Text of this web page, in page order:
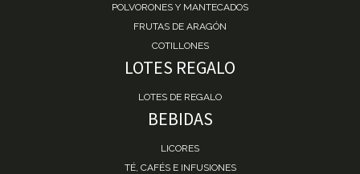
POLVORONES Y MANTECADOS
FRUTAS DE ARAGÓN
COTILLONES
LOTES REGALO
LOTES DE REGALO
BEBIDAS
LICORES
TÉ, CAFÉS E INFUSIONES